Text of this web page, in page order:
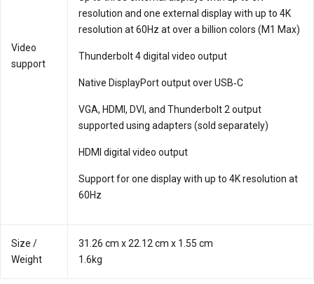
Video
support
resolution and one external display with up to 4K
resolution at 60Hz at over a billion colors (M1 Max)
Thunderbolt 4 digital video output
Native DisplayPort output over USB‑C
VGA, HDMI, DVI, and Thunderbolt 2 output
supported using adapters (sold separately)
HDMI digital video output
Support for one display with up to 4K resolution at
60Hz
Size /
Weight
31.26 cm x 22.12 cm x 1.55 cm
1.6kg